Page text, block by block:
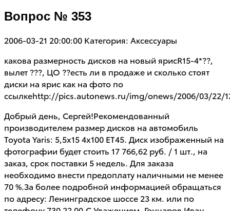
Вопрос № 353
2006-03-21 20:00:00 Категория: Аксессуары
какова размерность дисков на новый ярисR15-4*??,
вылет ???, ЦО ??есть ли в продаже и сколько стоят
диски на ярис как на фото по
ссылкеhttp://pics.autonews.ru/img/onews/2006/03/22/
Добрый день, Сергей!Рекомендованный
производителем размер дисков на автомобиль
Toyota Yaris: 5,5х15 4х100 ЕТ45. Диск изображенный на
фотографии будет стоить 17 766,62 руб. / 1 шт., на
заказ, срок поставки 5 недель. Для заказа
необходимо внести предоплату наличными не менее
70 %.За более подробной информацией обращаться
по адресу: Ленинградское шоссе 23 км. или по